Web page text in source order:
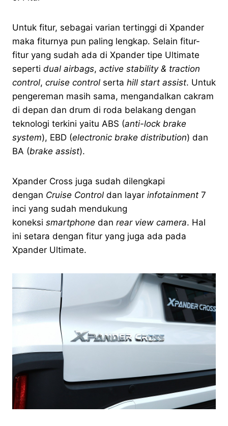
Untuk fitur, sebagai varian tertinggi di Xpander
maka fiturnya pun paling lengkap. Selain fitur-
fitur yang sudah ada di Xpander tipe Ultimate
seperti dual airbags, active stability & traction
control, cruise control serta hill start assist. Untuk
pengereman masih sama, mengandalkan cakram
di depan dan drum di roda belakang dengan
teknologi terkini yaitu ABS (anti-lock brake
system), EBD (electronic brake distribution) dan
BA (brake assist).
Xpander Cross juga sudah dilengkapi
dengan Cruise Control dan layar infotainment 7
inci yang sudah mendukung
koneksi smartphone dan rear view camera. Hal
ini setara dengan fitur yang juga ada pada
Xpander Ultimate.